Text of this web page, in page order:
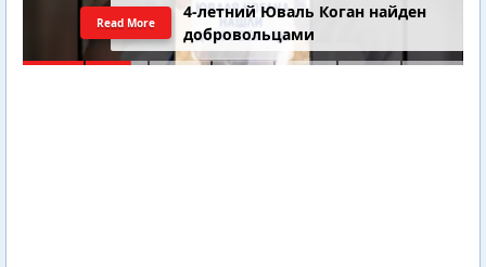
4-летний Юваль Коган найден
добровольцами
Read More